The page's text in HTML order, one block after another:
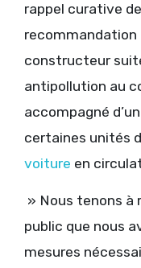
rappel curative
recommandation
constructeur
antipollution au
accompagné
certaines unités
voiture en
» Nous tenons à
public que nous
mesures